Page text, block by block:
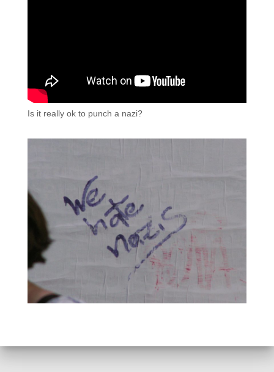
Is it really ok to punch a nazi?